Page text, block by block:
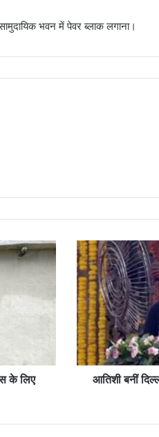
भवन में पेवर ब्लाक लगाना।
के लिए
आतिशी बनीं